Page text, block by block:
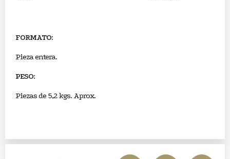
FORMATO:
Pieza entera.
PESO:
Piezas de 5,2 kgs. Aprox.